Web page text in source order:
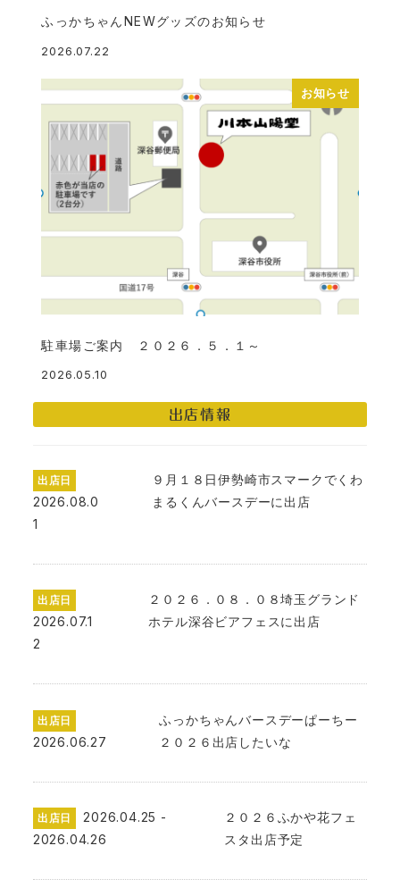
ふっかちゃんNEWグッズのお知らせ
2026.07.22
お知らせ
駐車場ご案内 ２０２６．５．１～
2026.05.10
出店情報
出店日
2026.08.0
1
９月１８日伊勢崎市スマークでくわ
まるくんバースデーに出店
出店日
2026.07.1
2
２０２６．０８．０８埼玉グランド
ホテル深谷ビアフェスに出店
出店日
2026.06.27
ふっかちゃんバースデーぱーちー
２０２６出店したいな
出店日
2026.04.25 -
2026.04.26
２０２６ふかや花フェ
スタ出店予定